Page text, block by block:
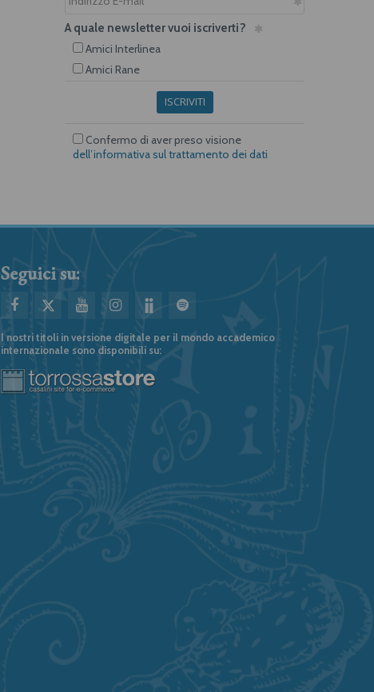
A quale newsletter vuoi iscriverti?
Amici Interlinea
Amici Rane
ISCRIVITI
Confermo di aver preso visione
dell’informativa sul trattamento dei dati
Seguici su:
I nostri titoli in versione digitale per il mondo accademico
internazionale sono disponibili su: